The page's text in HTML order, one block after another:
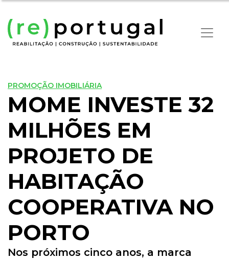
PROMOÇÃO IMOBILIÁRIA
MOME INVESTE 32
MILHÕES EM
PROJETO DE
HABITAÇÃO
COOPERATIVA NO
PORTO
Nos próximos cinco anos, a marca